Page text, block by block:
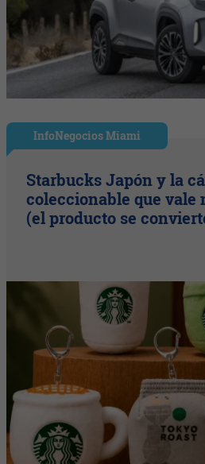
InfoNegocios Miami
Starbucks Japón y la
coleccionable que vale
(el producto se